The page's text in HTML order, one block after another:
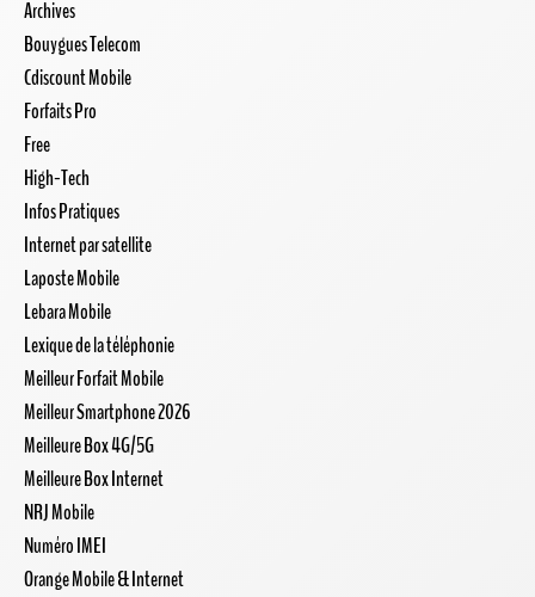
Archives
Bouygues Telecom
Cdiscount Mobile
Forfaits Pro
Free
High-Tech
Infos Pratiques
Internet par satellite
Laposte Mobile
Lebara Mobile
Lexique de la téléphonie
Meilleur Forfait Mobile
Meilleur Smartphone 2026
Meilleure Box 4G/5G
Meilleure Box Internet
NRJ Mobile
Numéro IMEI
Orange Mobile & Internet